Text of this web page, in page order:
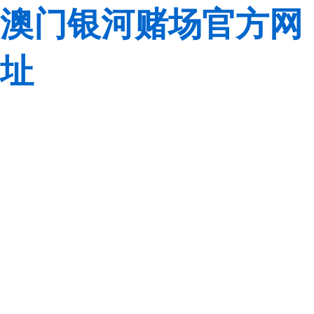
澳门银河赌场官方网
址